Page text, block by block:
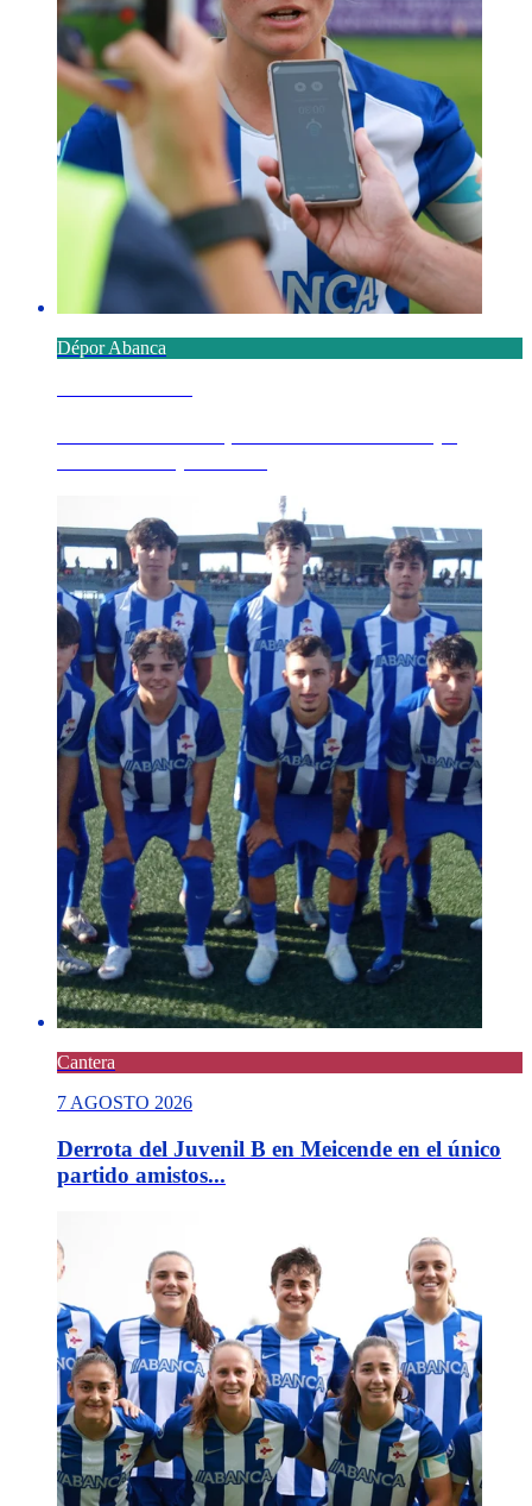
Dépor Abanca
Cantera
7 AGOSTO 2026
Derrota del Juvenil B en Meicende en el único
partido amistos...